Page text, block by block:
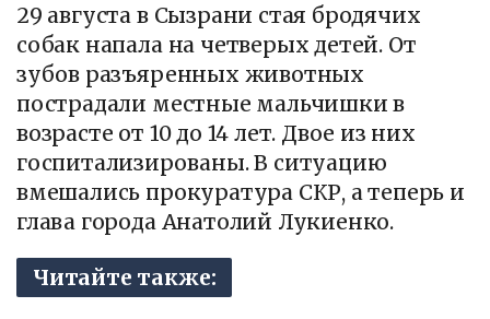
29 августа в Сызрани стая бродячих
собак напала на четверых детей. От
зубов разъяренных животных
пострадали местные мальчишки в
возрасте от 10 до 14 лет. Двое из них
госпитализированы. В ситуацию
вмешались прокуратура СКР, а теперь и
глава города Анатолий Лукиенко.
Читайте также: